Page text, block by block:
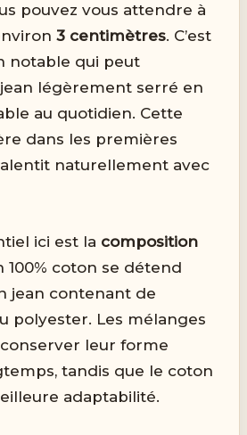
pouvez vous attendre à
3 centimètres. C’est
notable qui peut
légèrement serré en
au quotidien. Cette
dans les premières
naturellement avec
ici est la composition
100% coton se détend
jean contenant de
polyester. Les mélanges
leur forme
tandis que le coton
adaptabilité.